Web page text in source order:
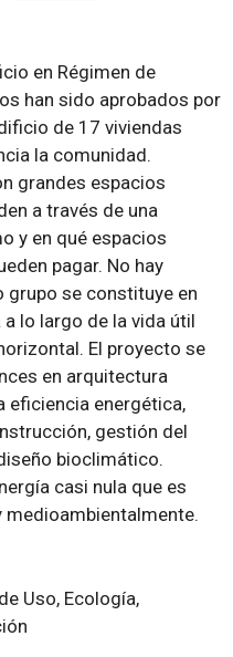
en Régimen de
han sido aprobados por
de 17 viviendas
la comunidad.
grandes espacios
a través de una
y en qué espacios
pagar. No hay
grupo se constituye en
lo largo de la vida útil
El proyecto se
en arquitectura
eficiencia energética,
gestión del
bioclimático.
casi nula que es
Uso, Ecología,